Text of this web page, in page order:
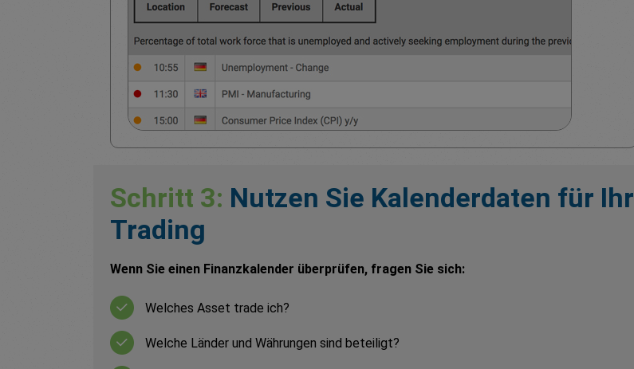
Schritt 3: Nutzen Sie Kalenderdaten für Ihr
Trading
Wenn Sie einen Finanzkalender überprüfen, fragen Sie sich:
Welches Asset trade ich?
Welche Länder und Währungen sind beteiligt?